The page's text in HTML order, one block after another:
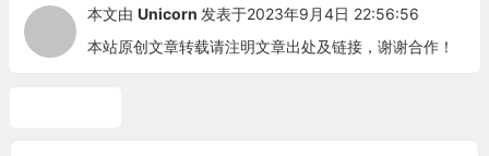
本文由 Unicorn 发表于2023年9月4日 22:56:56
本站原创文章转载请注明文章出处及链接，谢谢合作！